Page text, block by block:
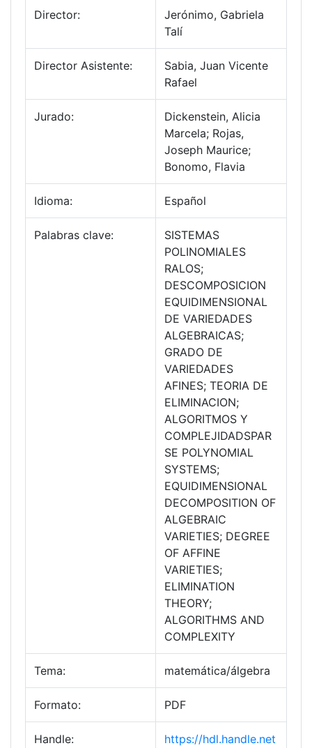
Director:
Jerónimo, Gabriela
Talí
Director Asistente:
Sabia, Juan Vicente
Rafael
Jurado:
Dickenstein, Alicia
Marcela; Rojas,
Joseph Maurice;
Bonomo, Flavia
Idioma: Español
Palabras clave:
SISTEMAS
POLINOMIALES
RALOS;
DESCOMPOSICION
EQUIDIMENSIONAL
DE VARIEDADES
ALGEBRAICAS;
GRADO DE
VARIEDADES
AFINES; TEORIA DE
ELIMINACION;
ALGORITMOS Y
COMPLEJIDADSPAR
SE POLYNOMIAL
SYSTEMS;
EQUIDIMENSIONAL
DECOMPOSITION OF
ALGEBRAIC
VARIETIES; DEGREE
OF AFFINE
VARIETIES;
ELIMINATION
THEORY;
ALGORITHMS AND
COMPLEXITY
Tema: matemática/álgebra
Formato: PDF
Handle:
https://hdl.handle.net